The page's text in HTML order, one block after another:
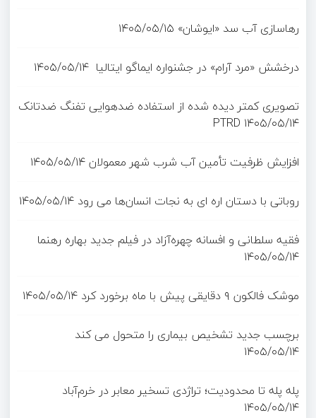
رهاسازی آب سد «ایوشان» ۱۴۰۵/۰۵/۱۵
درخشش «مرد آرام» در جشنواره ایماگو ایتالیا ۱۴۰۵/۰۵/۱۴
تصویری کمتر دیده شده از استفاده ضدهوایی تفنگ ضدتانک
PTRD ۱۴۰۵/۰۵/۱۴
افزایش ظرفیت تأمین آب شرب شهر معمولان۱۴۰۵/۰۵/۱۴
روباتی با دستان اره ای به نجات انسان‌ها می رود ۱۴۰۵/۰۵/۱۴
فقیه سلطانی و افسانه چهره‌آزاد در فیلم جدید بهاره رهنما
۱۴۰۵/۰۵/۱۴
موشک فالکون ۹ دقایقی پیش با ماه برخورد کرد
۱۴۰۵/۰۵/۱۴
برچسب جدید تشخیص بیماری را متحول می کند
۱۴۰۵/۰۵/۱۴
پله پله تا محدودیت؛ تراژدی تسخیر معابر در خرم‌آباد
۱۴۰۵/۰۵/۱۴